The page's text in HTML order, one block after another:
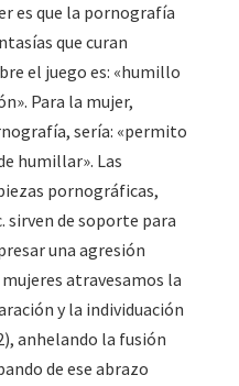
es que la pornografía
que curan
el juego es: «humillo
Para la mujer,
sería: «permito
humillar». Las
pornográficas,
sirven de soporte para
una agresión
atravesamos la
y la individuación
anhelando la fusión
de ese abrazo